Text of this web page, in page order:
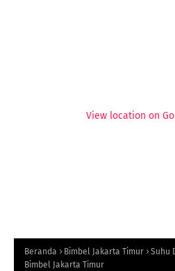
View location on
Beranda Bimbel Jakarta Timur
Suhu
Bimbel Jakarta Timur